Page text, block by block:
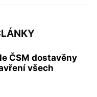
ČSM dostavěny
všech